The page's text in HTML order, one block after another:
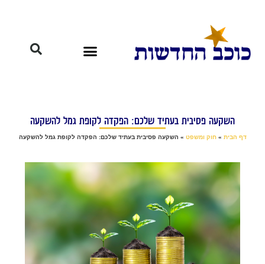
השקעה פסיבית בעתיד שלכם: הפקדה לקופת גמל להשקעה
דף הבית »חוק ומשפט » השקעה פסיבית בעתיד שלכם: הפקדה לקופת גמל להשקעה